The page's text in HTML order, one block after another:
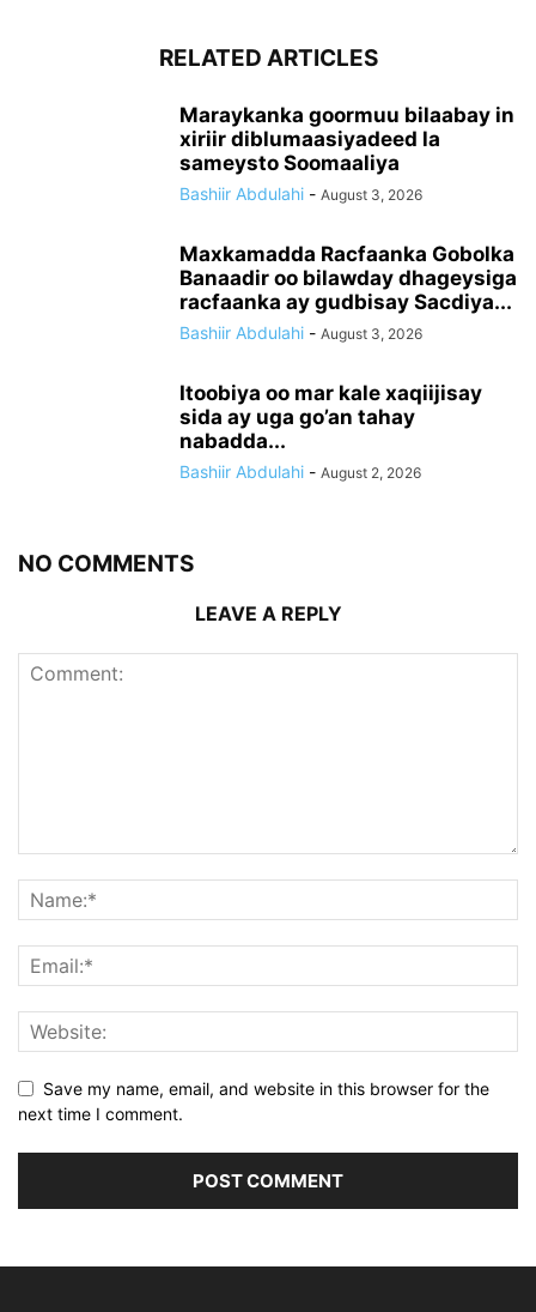
RELATED ARTICLES
Maraykanka goormuu bilaabay in
xiriir diblumaasiyadeed la
sameysto Soomaaliya
Bashiir Abdulahi - August 3, 2026
Maxkamadda Racfaanka Gobolka
Banaadir oo bilawday dhageysiga
racfaanka ay gudbisay Sacdiya...
Bashiir Abdulahi - August 3, 2026
Itoobiya oo mar kale xaqiijisay
sida ay uga go’an tahay
nabadda...
Bashiir Abdulahi - August 2, 2026
NO COMMENTS
LEAVE A REPLY
Save my name, email, and website in this browser for the
next time I comment.